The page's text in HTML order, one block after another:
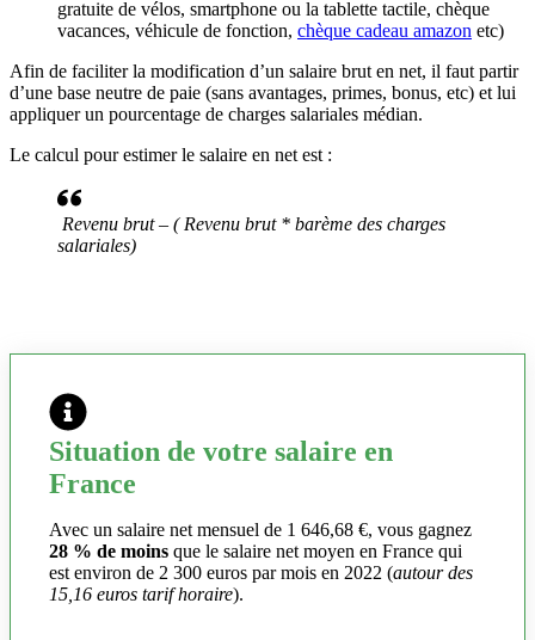
gratuite de vélos, smartphone ou la tablette tactile, chèque
vacances, véhicule de fonction, chèque cadeau amazon etc)
Afin de faciliter la modification d’un salaire brut en net, il faut partir
d’une base neutre de paie (sans avantages, primes, bonus, etc) et lui
appliquer un pourcentage de charges salariales médian.
Le calcul pour estimer le salaire en net est :
Revenu brut – ( Revenu brut * barème des charges
salariales)
Situation de votre salaire en
France
Avec un salaire net mensuel de 1 646,68 €, vous gagnez
28 % de moins que le salaire net moyen en France qui
est environ de 2 300 euros par mois en 2022 (autour des
15,16 euros tarif horaire).